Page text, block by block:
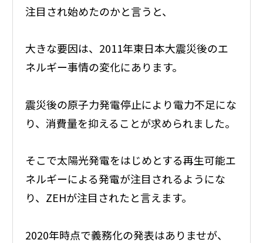
注目され始めたのかと言うと、
大きな要因は、2011年東日本大震災後のエ
ネルギー事情の変化にあります。
震災後の原子力発電停止により電力不足にな
り、消費量を抑えることが求められました。
そこで太陽光発電をはじめとする再生可能エ
ネルギーによる発電が注目されるようにな
り、ZEHが注目されたと言えます。
2020年時点で義務化の発表はありませが、